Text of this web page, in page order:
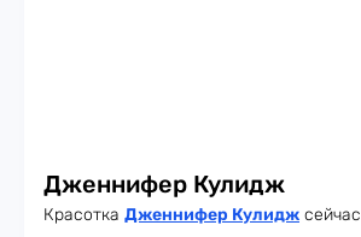
Дженнифер Кулидж
Красотка Дженнифер Кулидж